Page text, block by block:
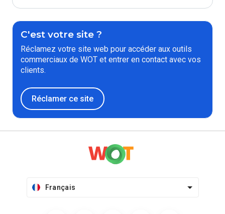
C'est votre site ?
Réclamez votre site web pour accéder aux outils
commerciaux de WOT et entrer en contact avec vos
clients.
Réclamer ce site
Français